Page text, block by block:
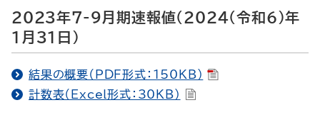
2023年7-9月期速報値（2024（令和6）年
1月31日）
結果の概要（PDF形式：150KB）
計数表（Excel形式：30KB）